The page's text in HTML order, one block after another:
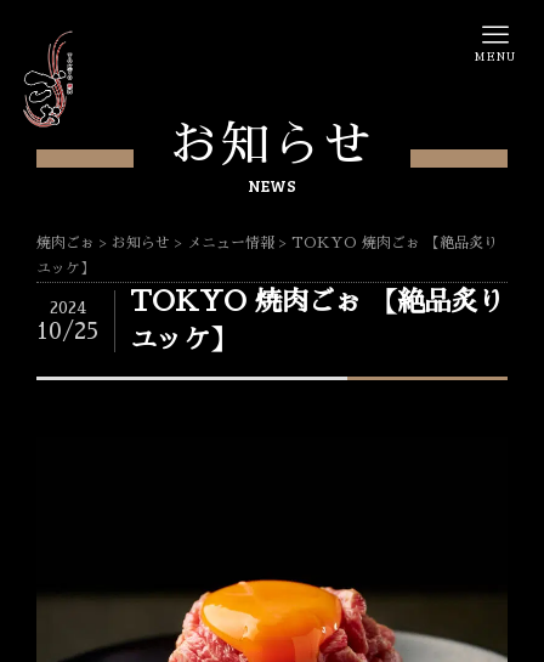
MENU
お知らせ
NEWS
焼肉ごぉ > お知らせ > メニュー情報 > TOKYO 焼肉ごぉ 【絶品炙り
ユッケ】
TOKYO 焼肉ごぉ 【絶品炙り
ユッケ】
2024
10/25